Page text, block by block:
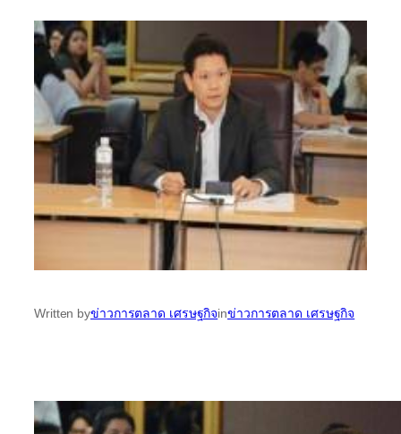
Written byข่าวการตลาด เศรษฐกิจinข่าวการตลาด เศรษฐกิจ